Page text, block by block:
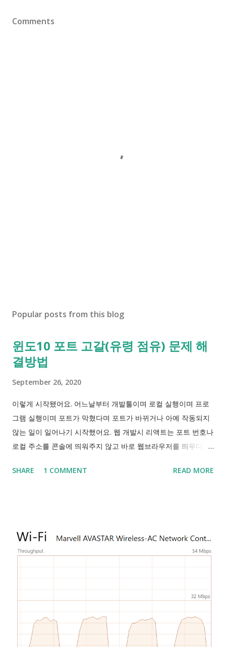
Comments
Popular posts from this blog
윈도10 포트 고갈(유령 점유) 문제 해
결방법
September 26, 2020
이렇게 시작됐어요. 어느날부터 개발툴이며 로컬 실행이며 프로
그램 실행이며 포트가 막혔다며 포트가 바뀌거나 아예 작동되지
않는 일이 일어나기 시작했어요. 웹 개발시 리액트는 포트 번호나
로컬 주소를 콘솔에 띄워주지 않고 바로 웹브라우저를 띄우다보
으니 netstat 이나 Process Explorer , TCPView 등에서 찾아보
였던거예요. "IDE가 서버 시작을 위해 폴더를 잠그려고 하면 번
3306번을 쓰는 MySQL도 켜지지 않아서 포트를 바꿔줘야하는
상황도 겪었고, 이 때 개발초보인 저에겐 이 포트번호를 쓰는 개
발품의 포트 설정을 모두 바꿔줘야하는 불편이 있었어요. 그런데
이렇게 누군가 먹어버린 포트는 netstat 등의 도구를 쓰면 나오
SHARE 1 COMMENT READ MORE